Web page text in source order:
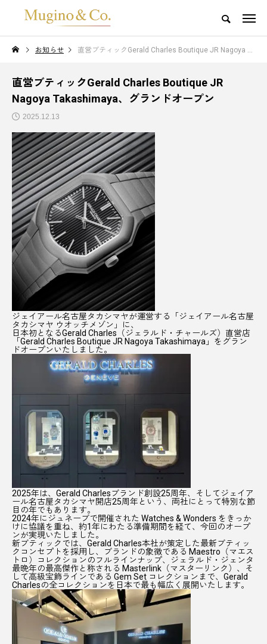
お知らせ 直営ブティックGerald Charles Boutique JR Nagoya Takashimaya、グランドオープン
直営ブティックGerald Charles Boutique JR
Nagoya Takashimaya、グランドオープン
2025.12.13
ジェイアール名古屋タカシマヤが運営する
「ジェイアール名古屋
タカシマヤ ウオッチメゾン」に、
日本初となるGerald Charles（ジェラルド・チャールズ）直営店
「Gerald Charles Boutique JR Nagoya Takashimaya」 をグラン
ドオープンいたしました。
2025年は、Gerald Charlesブランド創設25周年、
そしてジェイア
ール名古屋タカシマヤ開店25周年という、 両社にとって特別な節
目の年でもあります。
2024年にジュネーブで開催された Watches & Wonders をきっか
けに協議を重ね、 約1年にわたる準備期間を経て、今回のオープ
ンが実現いたしました。
新ブティックでは、Gerald Charles本社が策定した最新ブティッ
クコンセプトを採用し、 ブランドの象徴である Maestro（マエス
トロ）コレクションのフルラインナップ、
ジェラルド・ジェンタ
最晩年の最高傑作と称される Masterlink（マスターリンク） 、
そ
して高級宝飾ラインである Gem Set コレクション まで、 Gerald
Charlesの全コレクションを日本で最も幅広く展開いたします。